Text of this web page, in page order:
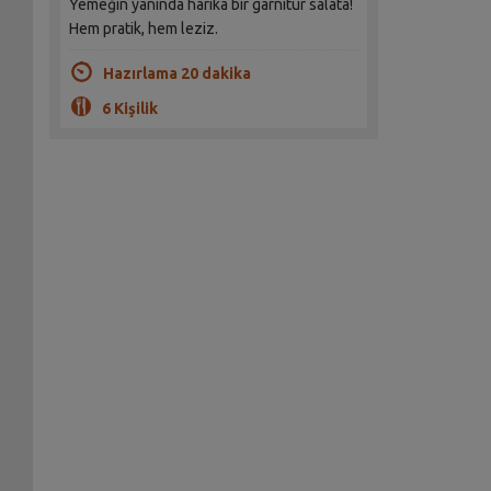
Yemeğin yanında harika bir garnitür salata!
Hem pratik, hem leziz.
Hazırlama 20 dakika
6 Kişilik